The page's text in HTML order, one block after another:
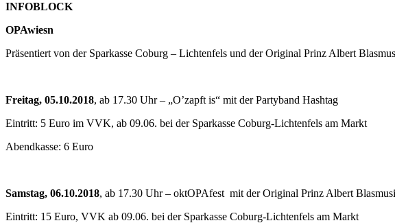
INFOBLOCK
OPAwiesn
Präsentiert von der Sparkasse Coburg – Lichtenfels und der Original Prinz Albert
Freitag, 05.10.2018, ab 17.30 Uhr – „O’zapft is“ mit der Partyband Hashtag
Eintritt: 5 Euro im VVK, ab 09.06. bei der Sparkasse Coburg-Lichtenfels am Markt
Abendkasse: 6 Euro
Samstag, 06.10.2018, ab 17.30 Uhr – oktOPAfest mit der Original Prinz Albert
Eintritt: 15 Euro, VVK ab 09.06. bei der Sparkasse Coburg-Lichtenfels am Markt